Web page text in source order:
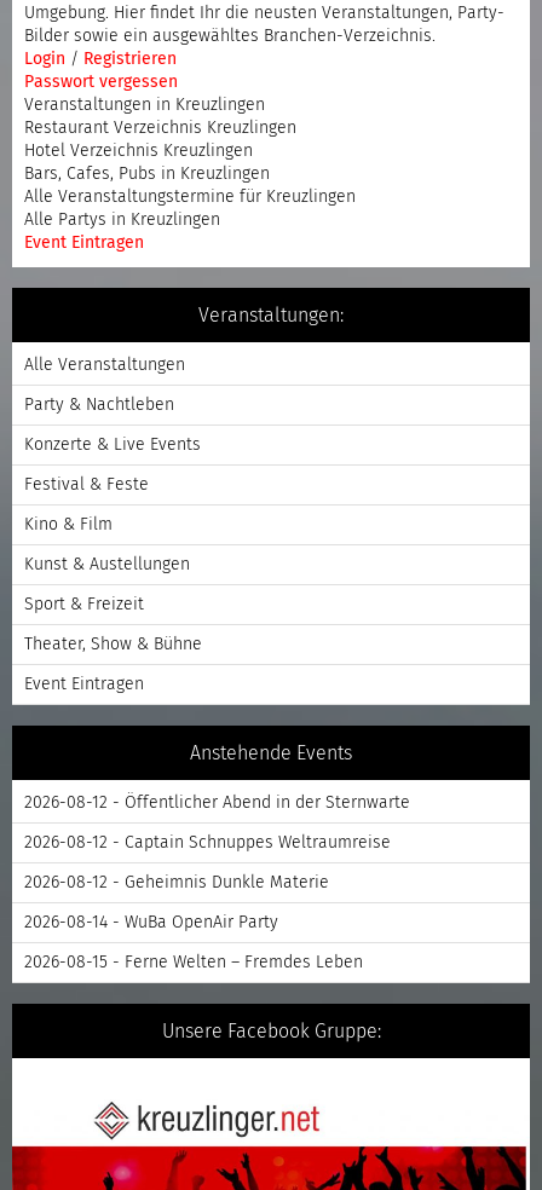
Umgebung. Hier findet Ihr die neusten Veranstaltungen, Party-
Bilder sowie ein ausgewähltes Branchen-Verzeichnis.
Login / Registrieren
Passwort vergessen
Veranstaltungen in Kreuzlingen
Restaurant Verzeichnis Kreuzlingen
Hotel Verzeichnis Kreuzlingen
Bars, Cafes, Pubs in Kreuzlingen
Alle Veranstaltungstermine für Kreuzlingen
Alle Partys in Kreuzlingen
Event Eintragen
Veranstaltungen:
Alle Veranstaltungen
Party & Nachtleben
Konzerte & Live Events
Festival & Feste
Kino & Film
Kunst & Austellungen
Sport & Freizeit
Theater, Show & Bühne
Event Eintragen
Anstehende Events
2026-08-12 - Öffentlicher Abend in der Sternwarte
2026-08-12 - Captain Schnuppes Weltraumreise
2026-08-12 - Geheimnis Dunkle Materie
2026-08-14 - WuBa OpenAir Party
2026-08-15 - Ferne Welten – Fremdes Leben
Unsere Facebook Gruppe: